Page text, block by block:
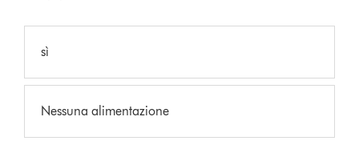
sì
Nessuna alimentazione